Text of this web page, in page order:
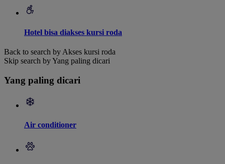
Hotel bisa diakses kursi roda
Back to search by Akses kursi roda
Skip search by Yang paling dicari
Yang paling dicari
Air conditioner